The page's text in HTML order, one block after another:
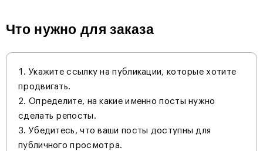
Что нужно для заказа
Укажите ссылку на публикации, которые хотите
продвигать.
Определите, на какие именно посты нужно
сделать репосты.
Убедитесь, что ваши посты доступны для
публичного просмотра.